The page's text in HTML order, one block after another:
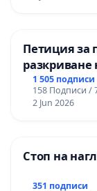
Петиция за
разкриване
1 505 подписи
158 Подписи /
2 Jun 2026
Стоп на
351 подписи